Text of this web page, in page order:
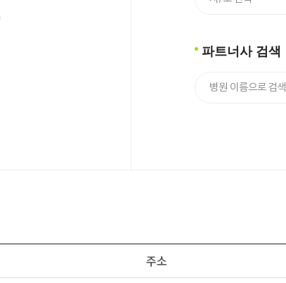
파트너사 검색
주소